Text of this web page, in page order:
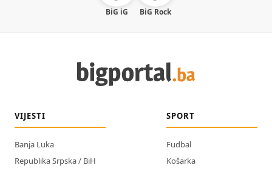
BiG iG BiG Rock
VIJESTI
Banja Luka
Republika Srpska / BiH
SPORT
Fudbal
Košarka